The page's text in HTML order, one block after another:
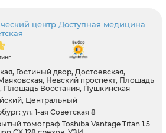
центр Доступная медицина
Гостиный двор, Достоевская,
Невский проспект, Площадь
Площадь Восстания, Пушкинская
Центральный
ул. 1-ая Советская 8
томограф Toshiba Vantage Titan 1.5